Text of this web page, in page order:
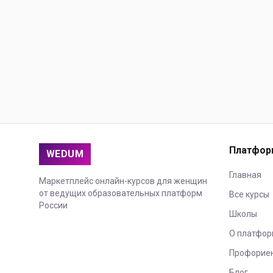
WEDUM
Маркетплейс онлайн-курсов для женщин
от ведущих образовательных платформ
России
Главная
Все курсы
Школы
О